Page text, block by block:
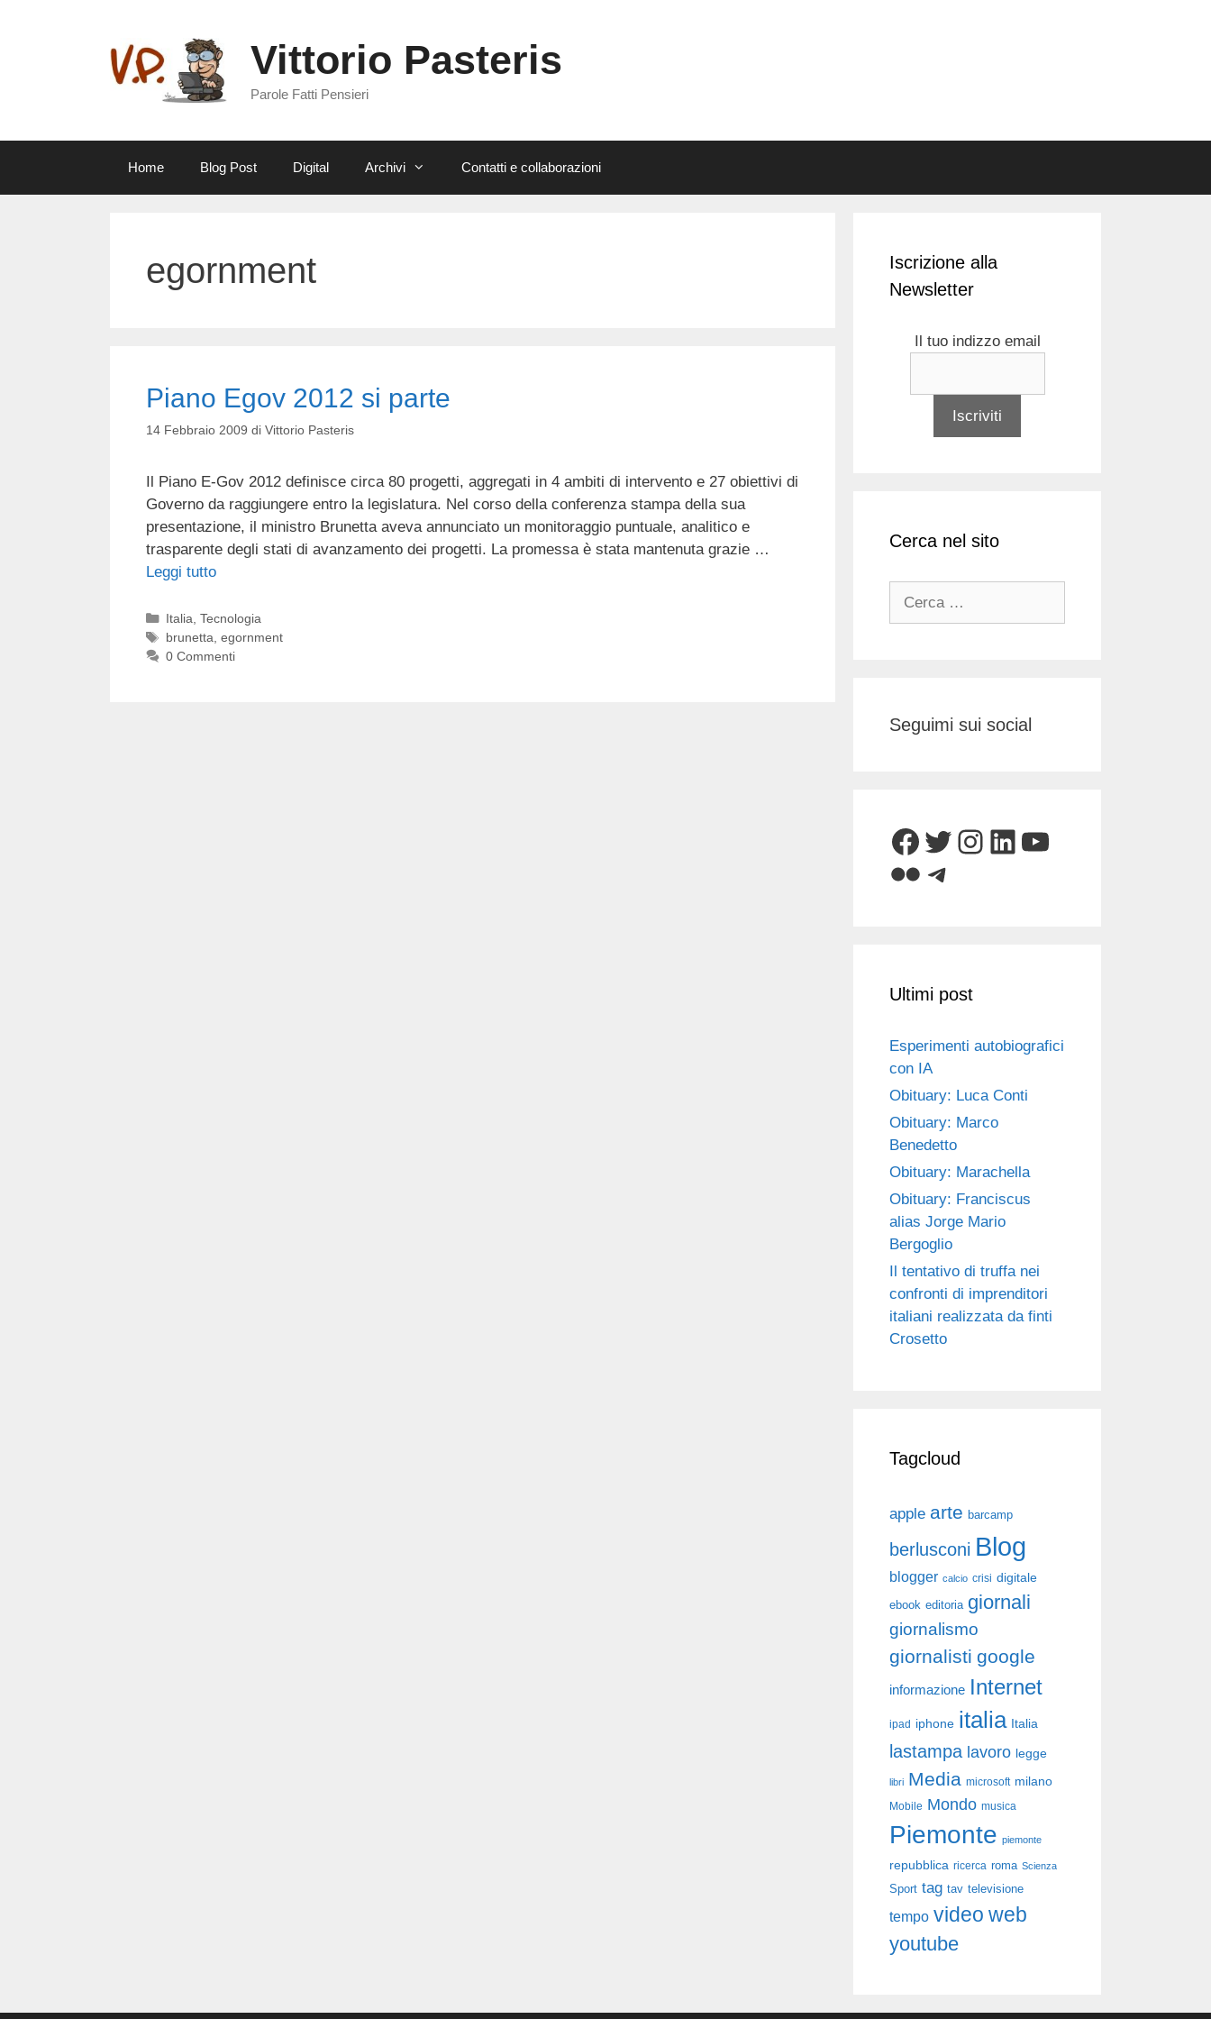
Vittorio Pasteris
Parole Fatti Pensieri
Home Blog Post Digital Archivi Contatti e collaborazioni
egornment
Piano Egov 2012 si parte
14 Febbraio 2009 di Vittorio Pasteris
Il Piano E-Gov 2012 definisce circa 80 progetti, aggregati in 4 ambiti di intervento e 27 obiettivi di
Governo da raggiungere entro la legislatura. Nel corso della conferenza stampa della sua
presentazione, il ministro Brunetta aveva annunciato un monitoraggio puntuale, analitico e
trasparente degli stati di avanzamento dei progetti. La promessa è stata mantenuta grazie …
Leggi tutto
Categorie
Italia Tecnologia
Tag
brunetta egornment
0 Commenti
Iscrizione alla
Newsletter
Il tuo indizzo email
Cerca nel sito
Seguimi sui social
Facebook
Twitter
Instagram
LinkedIn
YouTube
FlickrTelegram
Ultimi post
Esperimenti autobiografici
con IA
Obituary: Luca Conti
Obituary: Marco
Benedetto
Obituary: Marachella
Obituary: Franciscus
alias Jorge Mario
Bergoglio
Il tentativo di truffa nei
confronti di imprenditori
italiani realizzata da finti
Crosetto
Tagcloud
apple arte barcamp
berlusconi Blog
blogger calcio crisi digitale
ebook editoria giornali
giornalismo
giornalisti google
informazione Internet
ipad iphone italia Italia
lastampa lavoro legge
libri Media microsoft milano
Mobile Mondo musica
Piemonte piemonte
repubblica ricerca roma Scienza
Sport tag tav televisione
tempo video web
youtube